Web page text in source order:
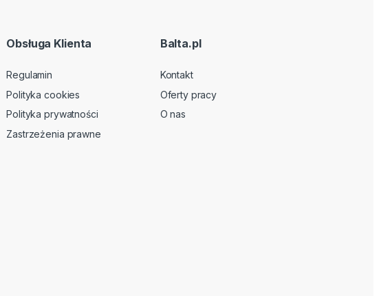
Obsługa Klienta
Regulamin
Polityka cookies
Polityka prywatności
Zastrzeżenia prawne
Balta.pl
Kontakt
Oferty pracy
O nas